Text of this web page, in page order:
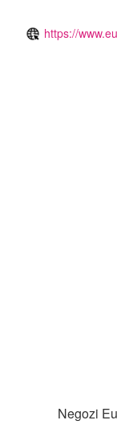
https://
Negozi